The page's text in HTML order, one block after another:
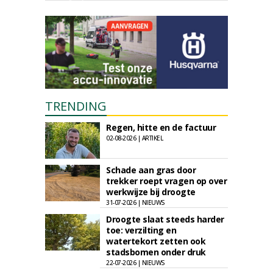
TRENDING
Regen, hitte en de factuur
02-08-2026 | ARTIKEL
Schade aan gras door
trekker roept vragen op over
werkwijze bij droogte
31-07-2026 | NIEUWS
Droogte slaat steeds harder
toe: verzilting en
watertekort zetten ook
stadsbomen onder druk
22-07-2026 | NIEUWS